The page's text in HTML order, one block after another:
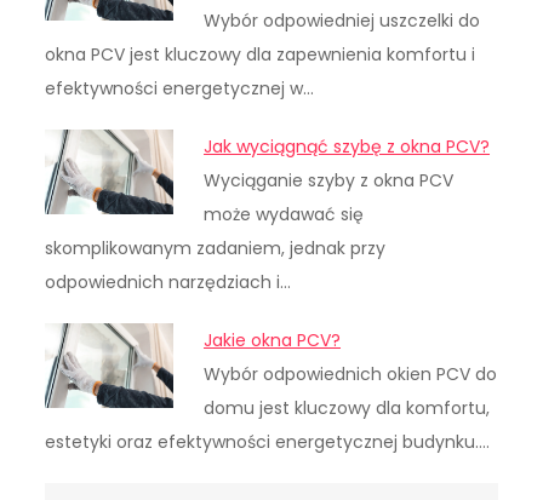
Wybór odpowiedniej uszczelki do
okna PCV jest kluczowy dla zapewnienia komfortu i
efektywności energetycznej w…
Jak wyciągnąć szybę z okna PCV?
Wyciąganie szyby z okna PCV
może wydawać się
skomplikowanym zadaniem, jednak przy
odpowiednich narzędziach i…
Jakie okna PCV?
Wybór odpowiednich okien PCV do
domu jest kluczowy dla komfortu,
estetyki oraz efektywności energetycznej budynku.…